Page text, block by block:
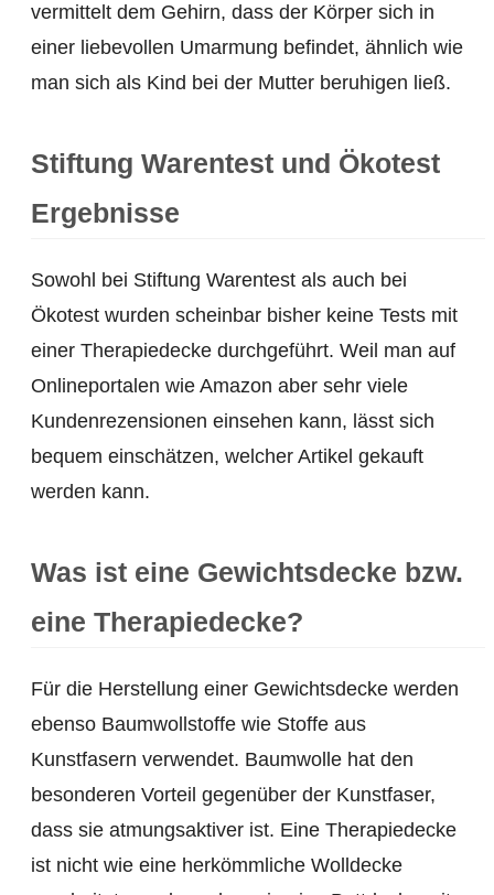
vermittelt dem Gehirn, dass der Körper sich in
einer liebevollen Umarmung befindet, ähnlich wie
man sich als Kind bei der Mutter beruhigen ließ.
Stiftung Warentest und Ökotest
Ergebnisse
Sowohl bei Stiftung Warentest als auch bei
Ökotest wurden scheinbar bisher keine Tests mit
einer Therapiedecke durchgeführt. Weil man auf
Onlineportalen wie Amazon aber sehr viele
Kundenrezensionen einsehen kann, lässt sich
bequem einschätzen, welcher Artikel gekauft
werden kann.
Was ist eine Gewichtsdecke bzw.
eine Therapiedecke?
Für die Herstellung einer Gewichtsdecke werden
ebenso Baumwollstoffe wie Stoffe aus
Kunstfasern verwendet. Baumwolle hat den
besonderen Vorteil gegenüber der Kunstfaser,
dass sie atmungsaktiver ist. Eine Therapiedecke
ist nicht wie eine herkömmliche Wolldecke